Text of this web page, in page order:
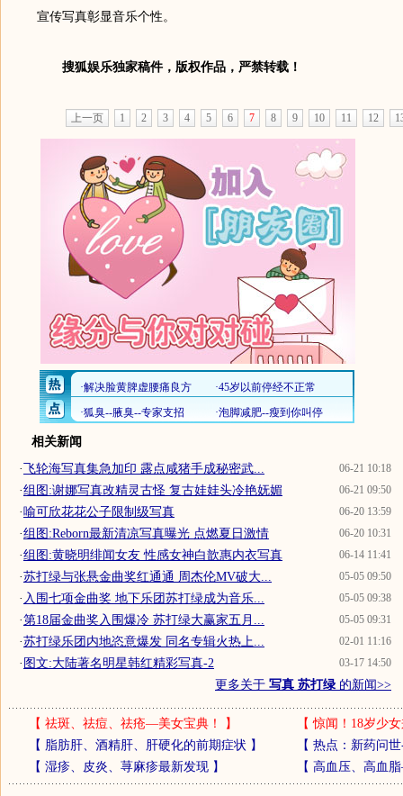
宣传写真彰显音乐个性。
搜狐娱乐独家稿件，版权作品，严禁转载！
上一页 1 2 3 4 5 6 7 8 9 10 11 12
相关新闻
06-21 10:18
·飞轮海写真集急加印 露点咸猪手成秘密武...
06-21 09:50
·组图:谢娜写真改精灵古怪 复古娃娃头冷艳妩媚
06-20 13:59
·喻可欣花花公子限制级写真
06-20 10:31
·组图:Reborn最新清凉写真曝光 点燃夏日激情
06-14 11:41
·组图:黄晓明绯闻女友 性感女神白歆惠内衣写真
05-05 09:50
·苏打绿与张悬金曲奖红通通 周杰伦MV破大...
05-05 09:38
· 入围七项金曲奖 地下乐团苏打绿成为音乐...
05-05 09:31
·第18届金曲奖入围爆冷 苏打绿大赢家五月...
02-01 11:16
·苏打绿乐团内地恣意爆发 同名专辑火热上...
03-17 14:50
·图文:大陆著名明星韩红精彩写真-2
更多关于 写真 苏打绿 的新闻>>
【 祛斑、祛痘、祛疮—美女宝典！ 】 【惊闻！18岁少
【 脂肪肝、酒精肝、肝硬化的前期症状 】 【 热点：新药问
【 湿疹、皮炎、荨麻疹最新发现】 【 高血压、高血